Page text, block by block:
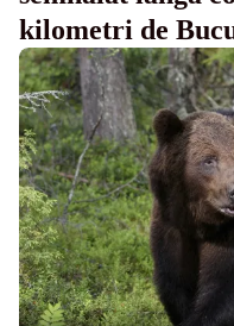
kilometri de